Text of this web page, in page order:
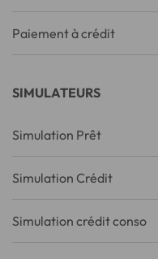
Paiement à crédit
SIMULATEURS
Simulation Prêt
Simulation Crédit
Simulation crédit conso